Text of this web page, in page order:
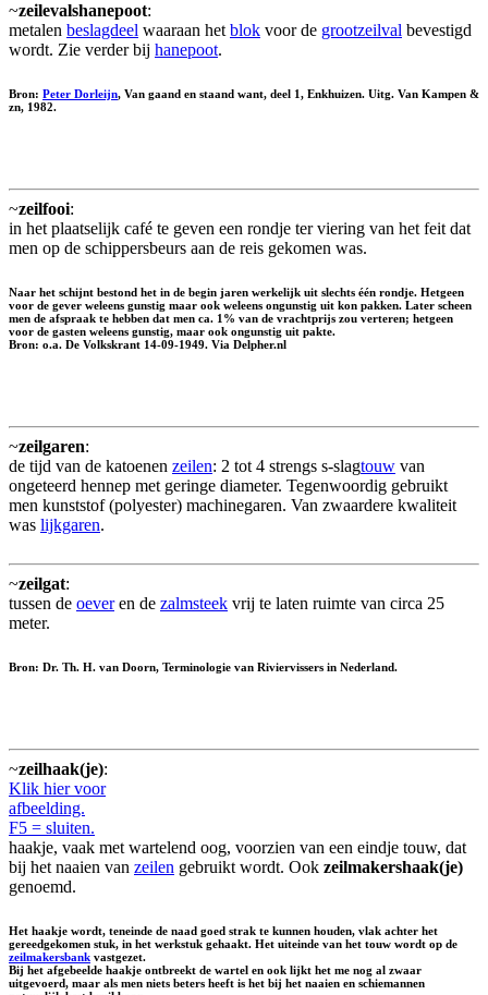
~zeilevalshanepoot:
metalen beslagdeel waaraan het blok voor de grootzeilval bevestigd
wordt. Zie verder bij hanepoot.
Bron: Peter Dorleijn, Van gaand en staand want, deel 1, Enkhuizen. Uitg. Van Kampen &
zn, 1982.
~zeilfooi:
in het plaatselijk café te geven een rondje ter viering van het feit dat
men op de schippersbeurs aan de reis gekomen was.
Naar het schijnt bestond het in de begin jaren werkelijk uit slechts één rondje. Hetgeen
voor de gever weleens gunstig maar ook weleens ongunstig uit kon pakken. Later scheen
men de afspraak te hebben dat men ca. 1% van de vrachtprijs zou verteren; hetgeen
voor de gasten weleens gunstig, maar ook ongunstig uit pakte.
Bron: o.a. De Volkskrant 14-09-1949. Via Delpher.nl
~zeilgaren:
de tijd van de katoenen zeilen: 2 tot 4 strengs s-slagtouw van
ongeteerd hennep met geringe diameter. Tegenwoordig gebruikt
men kunststof (polyester) machinegaren. Van zwaardere kwaliteit
was lijkgaren.
~zeilgat:
tussen de oeveren de zalmsteek vrij te laten ruimte van circa 25
meter.
Bron: Dr. Th. H. van Doorn, Terminologie van Riviervissers in Nederland.
~zeilhaak(je):
Klik hier voor
afbeelding.
F5 = sluiten.
haakje, vaak met wartelend oog, voorzien van een eindje touw, dat
bij het naaien van zeilen gebruikt wordt. Ook zeilmakershaak(je)
genoemd.
Het haakje wordt, teneinde de naad goed strak te kunnen houden, vlak achter het
gereedgekomen stuk, in het werkstuk gehaakt. Het uiteinde van het touw wordt op de
zeilmakersbank vastgezet.
Bij het afgebeelde haakje ontbreekt de wartel en ook lijkt het me nog al zwaar
uitgevoerd, maar als men niets beters heeft is het bij het naaien en schiemannen